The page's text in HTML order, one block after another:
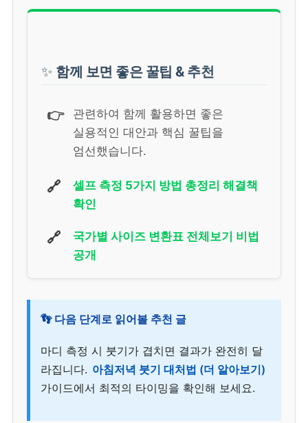
✨ 함께 보면 좋은 꿀팁 & 추천
👉
관련하여 함께 활용하면 좋은
실용적인 대안과 핵심 꿀팁을
엄선했습니다.
🔗
셀프 측정 5가지 방법 총정리 해결책
확인
🔗
국가별 사이즈 변환표 전체보기 비법
공개
👣 다음 단계로 읽어볼 추천 글
마디 측정 시 붓기가 겹치면 결과가 완전히 달
라집니다. 아침저녁 붓기 대처법 (더 알아보기)
가이드에서 최적의 타이밍을 확인해 보세요.